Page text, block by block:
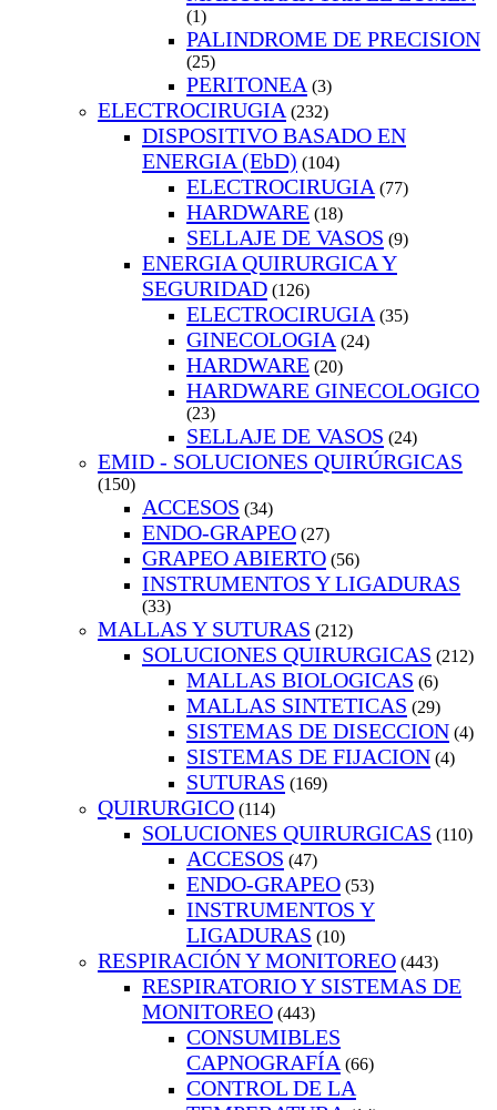
(1)
PALINDROME DE PRECISION
(25)
PERITONEA (3)
ELECTROCIRUGIA (232)
DISPOSITIVO BASADO EN
ENERGIA (EbD) (104)
ELECTROCIRUGIA (77)
HARDWARE (18)
SELLAJE DE VASOS (9)
ENERGIA QUIRURGICA Y
SEGURIDAD (126)
ELECTROCIRUGIA (35)
GINECOLOGIA (24)
HARDWARE (20)
HARDWARE GINECOLOGICO
(23)
SELLAJE DE VASOS (24)
EMID - SOLUCIONES QUIRÚRGICAS
(150)
ACCESOS (34)
ENDO-GRAPEO (27)
GRAPEO ABIERTO (56)
INSTRUMENTOS Y LIGADURAS
(33)
MALLAS Y SUTURAS (212)
SOLUCIONES QUIRURGICAS (212)
MALLAS BIOLOGICAS (6)
MALLAS SINTETICAS (29)
SISTEMAS DE DISECCION (4)
SISTEMAS DE FIJACION (4)
SUTURAS (169)
QUIRURGICO (114)
SOLUCIONES QUIRURGICAS (110)
ACCESOS (47)
ENDO-GRAPEO (53)
INSTRUMENTOS Y
LIGADURAS (10)
RESPIRACIÓN Y MONITOREO (443)
RESPIRATORIO Y SISTEMAS DE
MONITOREO (443)
CONSUMIBLES
CAPNOGRAFÍA (66)
CONTROL DE LA